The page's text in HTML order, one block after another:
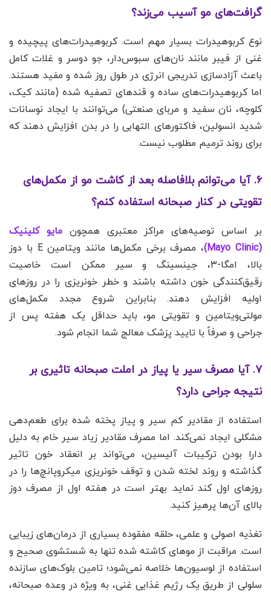
گرافت‌های مو آسیب می‌زند؟
نوع کربوهیدرات بسیار مهم است. کربوهیدرات‌های پیچیده و
غنی از فیبر مانند نان‌های سبوس‌دار، جو دوسر و غلات کامل
باعث آزادسازی تدریجی انرژی در طول روز شده و مفید هستند.
اما کربوهیدرات‌های ساده و قندهای تصفیه شده (مانند کیک،
کلوچه، نان سفید و مربای صنعتی) می‌توانند با ایجاد نوسانات
شدید انسولین، فاکتورهای التهابی را در بدن افزایش دهند که
برای روند ترمیم مطلوب نیست.
۶. آیا می‌توانم بلافاصله بعد از کاشت مو از مکمل‌های
تقویتی در کنار صبحانه استفاده کنم؟
بر اساس توصیه‌های مراکز معتبری همچونمایو کلینیک
(Mayo Clinic)
، مصرف برخی مکمل‌ها مانند ویتامین E با دوز
بالا، امگا-۳، جینسینگ و سیر ممکن است خاصیت
رقیق‌کنندگی خون داشته باشند و خطر خونریزی را در روزهای
اولیه افزایش دهند. بنابراین شروع مجدد مکمل‌های
مولتی‌ویتامین و تقویتی مو، باید حداقل یک هفته پس از
جراحی و صرفاً با تایید پزشک معالج شما انجام شود.
۷. آیا مصرف سیر یا پیاز در املت صبحانه تاثیری بر
نتیجه جراحی دارد؟
استفاده از مقادیر کم سیر و پیاز پخته شده برای طعم‌دهی
مشکلی ایجاد نمی‌کند. اما مصرف مقادیر زیاد سیر خام به دلیل
دارا بودن ترکیبات آلیسین، می‌تواند بر انعقاد خون تاثیر
گذاشته و روند لخته شدن و توقف خونریزی میکروپانچ‌ها را در
روزهای اول کند نماید. بهتر است در هفته اول از مصرف دوز
بالای آن‌ها پرهیز کنید.
تغذیه اصولی و علمی، حلقه مفقوده بسیاری از درمان‌های زیبایی
است. مراقبت از موهای کاشته شده تنها به شستشوی صحیح و
استفاده از لوسیون‌ها خلاصه نمی‌شود؛ تامین بلوک‌های سازنده
سلولی از طریق یک رژیم غذایی غنی، به ویژه در وعده صبحانه،